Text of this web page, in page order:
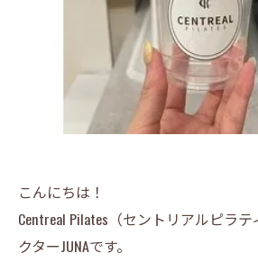
こんにちは！
Centreal Pilates（セントリアルピラ
クターJUNAです。